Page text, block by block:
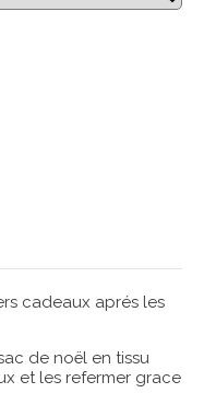
cadeaux aprés les
de noël en tissu
et les refermer grace